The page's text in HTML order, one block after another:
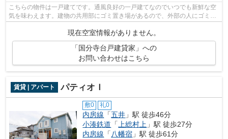
こちらの物件は一戸建てです。通風良好の一戸建てなのでいつでも新鮮な空
気を味わえます。建物の共用部にゴミ置き場があるので、外部の人にゴミを
見られるなどのトラブルも減らせます...
現在空室情報がありません。
「国分寺台戸建貸家」への
お問い合わせはこちら
賃貸 | アパート パティオＩ
敷0 礼0
内房線 「五井 」駅 徒歩46分
小湊鉄道 「上総村上 」駅 徒歩27分
内房線 「八幡宿 」駅 徒歩61分